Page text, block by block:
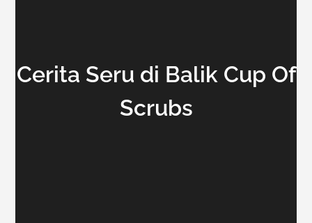
Cerita Seru di Balik Cup Of
Scrubs